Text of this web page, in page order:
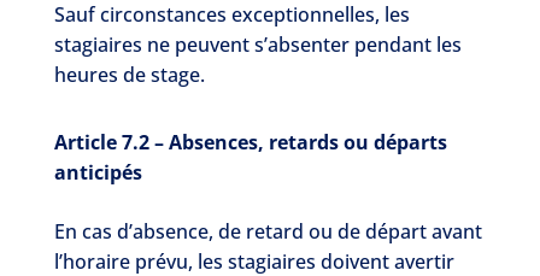
Sauf circonstances exceptionnelles, les
stagiaires ne peuvent s’absenter pendant les
heures de stage.
Article 7.2 – Absences, retards ou départs
anticipés
En cas d’absence, de retard ou de départ avant
l’horaire prévu, les stagiaires doivent avertir